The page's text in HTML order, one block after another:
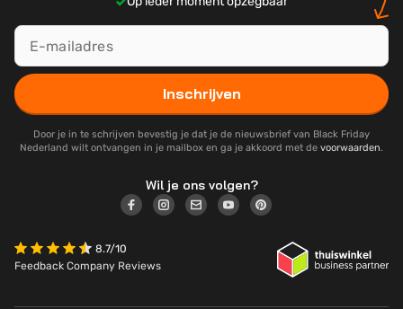
Inschrijven
Door je in te schrijven bevestig je dat je de nieuwsbrief van Black Friday
Nederland wilt ontvangen in je mailbox en ga je akkoord met de voorwaarden.
Wil je ons volgen?
8.7/10
Feedback Company Reviews